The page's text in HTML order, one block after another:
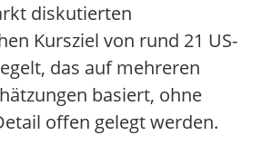
diskutierten
Kursziel von rund 21 US-
das auf mehreren
basiert, ohne
offen gelegt werden.